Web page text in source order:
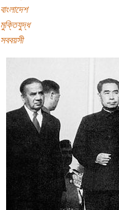
বাংলাদেশ
মুক্তিযুদ্ধ
সববয়সী